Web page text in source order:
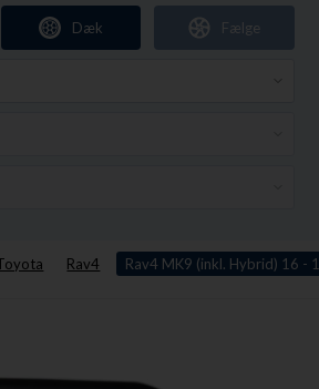
Dæk Fælge
Rav4 Rav4 MK9 (inkl. Hybrid) 16 -